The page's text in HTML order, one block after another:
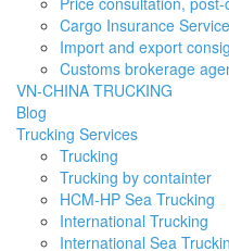
Cargo Insurance
Import and export
Customs brokerage
VN-CHINA TRUCKING
Blog
Trucking Services
Trucking
Trucking by containter
HCM-HP Sea Trucking
International Trucking
International Sea